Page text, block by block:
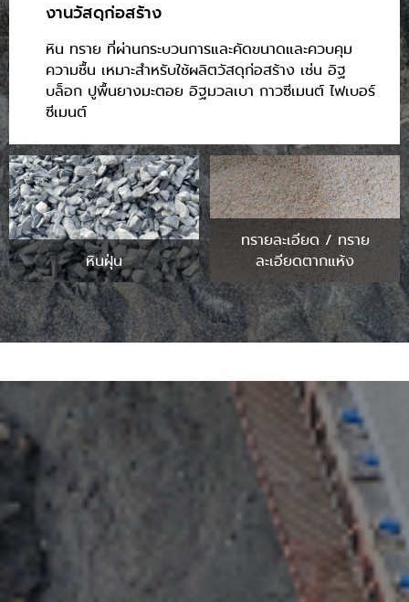
งานวัสดุก่อสร้าง
หิน ทราย ที่ผ่านกระบวนการและคัดขนาดและควบคุม
ความชื้น เหมาะสำหรับใช้ผลิตวัสดุก่อสร้าง เช่น อิฐ
บล็อก ปูพื้นยางมะตอย อิฐมวลเบา กาวซีเมนต์ ไฟเบอร์
ซีเมนต์
หินฝุ่น
ทรายละเอียด / ทราย
ละเอียดตากแห้ง